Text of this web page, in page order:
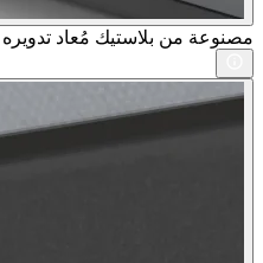
مصنوعة من بلاستيك مُعاد تدويره